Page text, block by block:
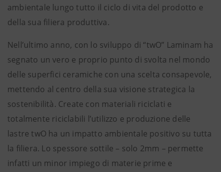
ambientale lungo tutto il ciclo di vita del prodotto e
della sua filiera produttiva.
Nell’ultimo anno, con lo sviluppo di “twO” Laminam ha
segnato un vero e proprio punto di svolta nel mondo
delle superfici ceramiche con una scelta consapevole,
mettendo al centro della sua visione strategica la
sostenibilità. Create con materiali riciclati e
totalmente riciclabili l’utilizzo e produzione delle
lastre twO ha un impatto ambientale positivo su tutta
la filiera. Lo spessore sottile – solo 2mm – permette
infatti un minor impiego di materie prime e